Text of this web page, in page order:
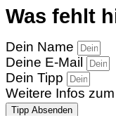
Was fehlt
Dein Name
Deine E-Mail
Dein Tipp
Weitere Infos
Tipp Absenden